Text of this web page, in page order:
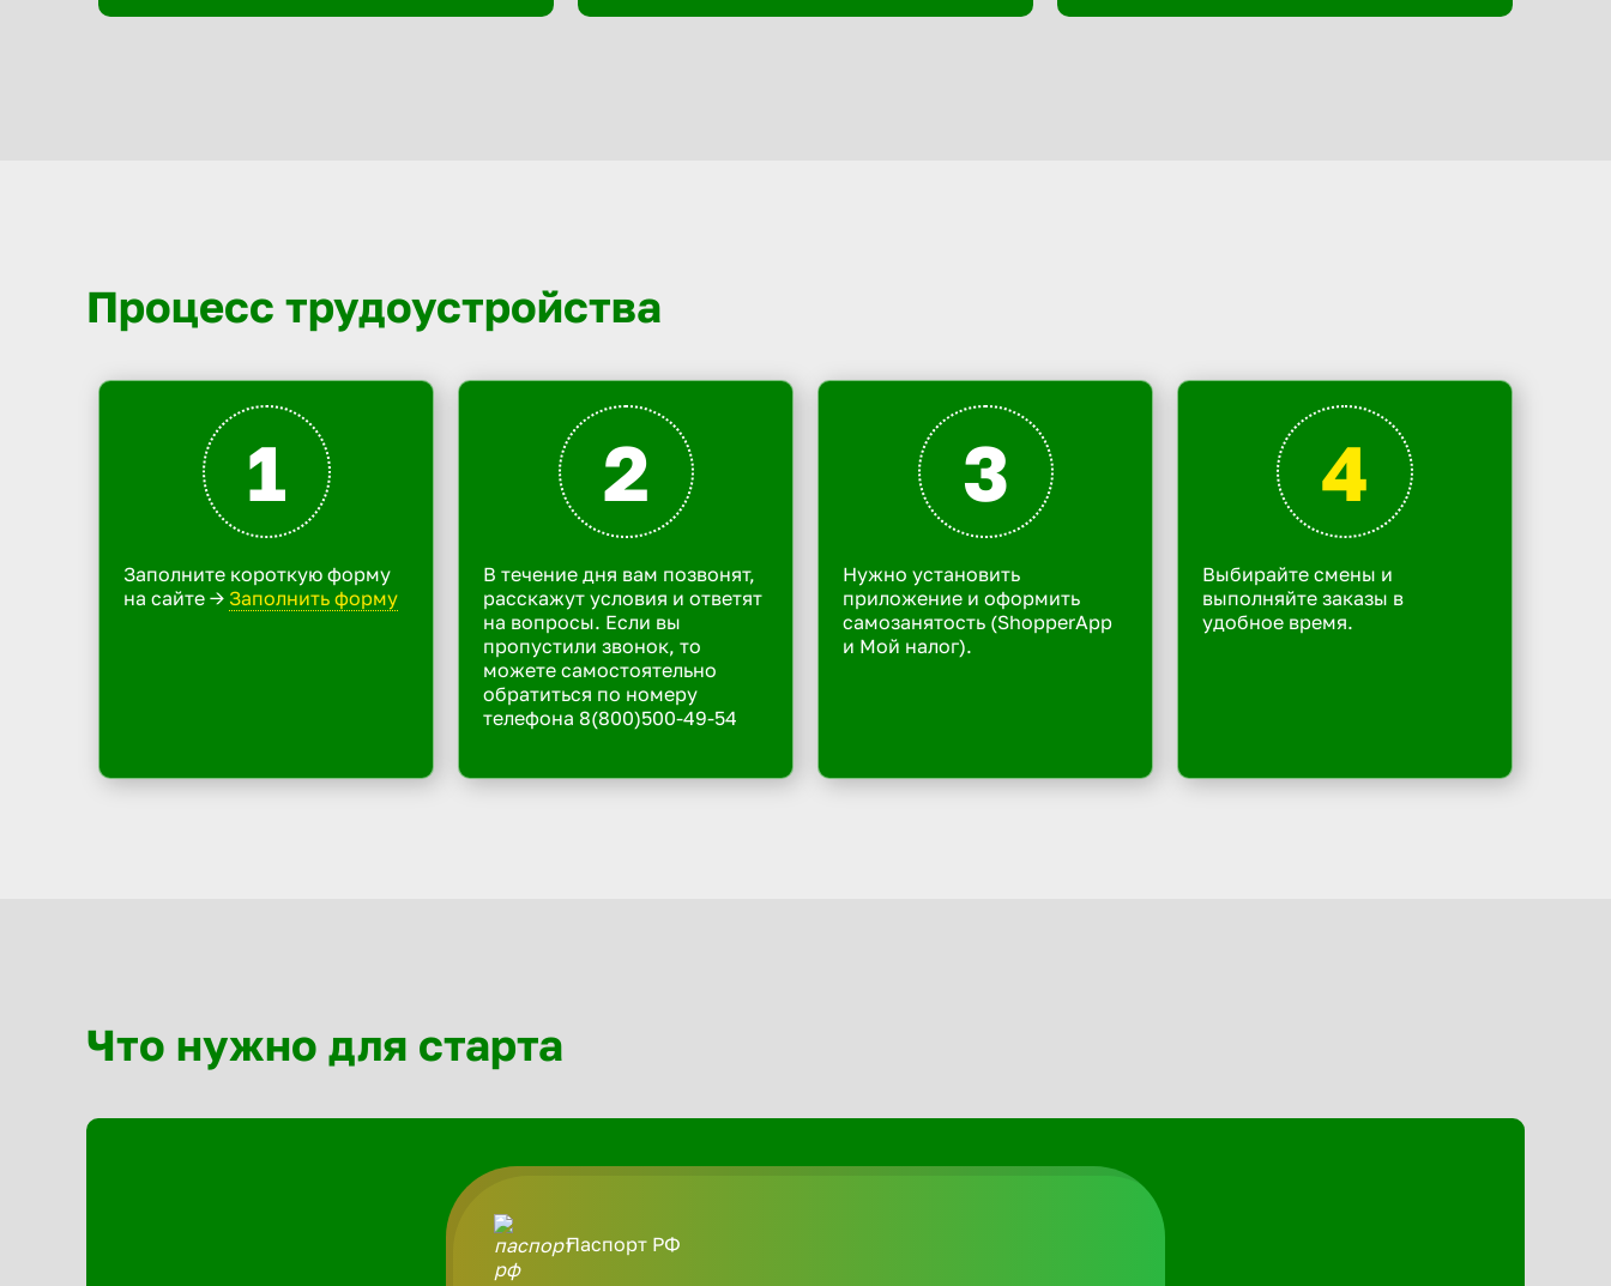
Процесс трудоустройства
1
Заполните короткую форму
на сайте -> Заполнить форму
2
В течение дня вам позвонят,
расскажут условия и ответят
на вопросы. Если вы
пропустили звонок, то
можете самостоятельно
обратиться по номеру
телефона 8(800)500-49-54
3
Нужно установить
приложение и оформить
самозанятость (ShopperApp
и Мой налог).
4
Выбирайте смены и
выполняйте заказы в
удобное время.
Что нужно для старта
Паспорт РФ